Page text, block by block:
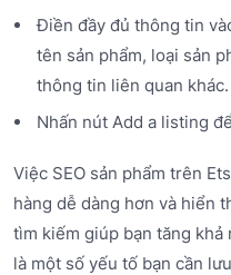
Điền đầy đủ thông tin
tên sản phẩm, loại sản
thông tin liên quan khác.
Nhấn nút Add a listing
Việc SEO sản phẩm trên
hàng dễ dàng hơn và hiển
tìm kiếm giúp bạn tăng khả
là một số yếu tố bạn cần